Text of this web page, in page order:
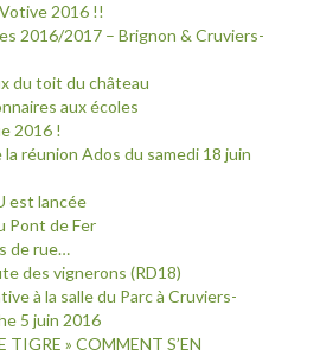
2016 !!
2016/2017 – Brignon & Cruviers-
du toit du château
aux écoles
2016 !
réunion Ados du samedi 18 juin
est lancée
Pont de Fer
de rue…
des vignerons (RD18)
à la salle du Parc à Cruviers-
5 juin 2016
TIGRE » COMMENT S’EN